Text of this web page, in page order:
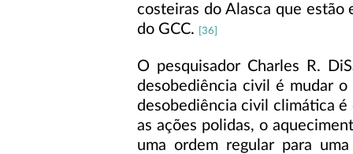
costeiras do Alasca que estão
do GCC.
[36]
O pesquisador Charles R.
desobediência civil é mudar
desobediência civil climática é
as ações polidas, o
uma ordem regular para